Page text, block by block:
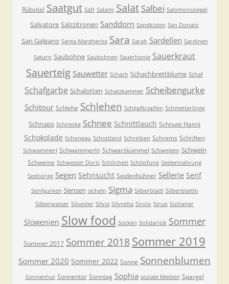
Rübstiel Saatgut Saft Salami Salat Salbei Salomonssiegel
Salvatore Salzzitronen Sanddorn Sandkisten San Donato
San Galgano Santa Margherita Sara Sarah Sardellen Sardinen
Saturn Saubohne Saubohnen Sauerhonig Sauerkraut
Sauerteig Sauwetter Schach Schachbrettblume Schaf
Schafgarbe Schalotten Schatzkammer Scheibengurke
Schitour Schlehe Schlehen Schlipfkrapfen Schmetterlinge
Schnaps Schnecke Schnee Schnittlauch Schnute Hanni
Schokolade Schongau Schottland Schreiben Schrems Schriften
Schwammerl Schwammerln Schwarzkümmel Schweigen Schwein
Schweine Schwester Doris Schönheit Schöpfung Seelennahrung
Seelsorge Segen Sehnsucht Seidenhühner Sellerie Senf
Senfgurken Sensen sicheln Sigma Silberblattl Silberblattln
Silberwasser Silvester Silvia Silvretta Sirolo Sirup Sizilianer
Slowenien Slow food Socken Solidarität Sommer
Sommer 2017 Sommer 2018 Sommer 2019
Sommer 2020 Sommer 2022 Sonne Sonnenblumen
Sonnenhut Sonnentor Sonntag Sophia soziale Medien Spargel